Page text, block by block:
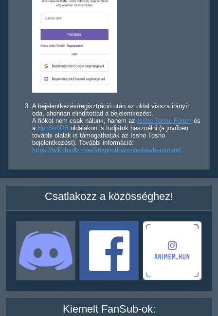
A bejelentkezés/regisztráció után az oldal vissza irányít
oda, ahonnan elindítottad a bejelentkezést.
A fiókot nem csak nálunk, hanem az Issho Tosho Fórum és
a HunSubDB oldalakon is tudjátok használni (a jövőben
további olalak is támogathatják az Issho Tosho
bejelentkezést). További információ:
https://wiki.hsdb.moe/kozponti-azonositas/bemutato/
Csatlakozz a közösséghez!
Kiemelt FanSub-ok: